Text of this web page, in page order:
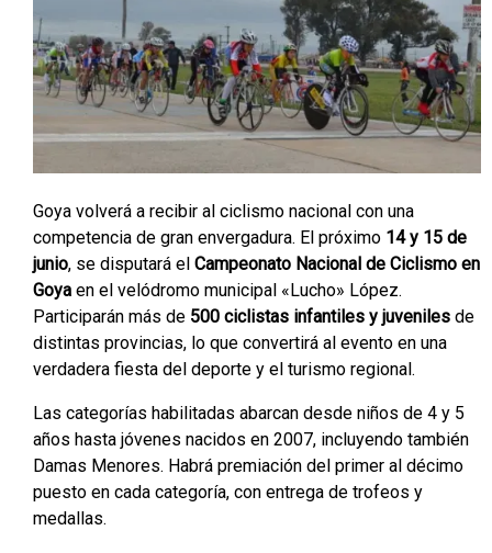
Goya volverá a recibir al ciclismo nacional con una
competencia de gran envergadura. El próximo 14 y 15 de
junio, se disputará el Campeonato Nacional de Ciclismo en
Goya en el velódromo municipal «Lucho» López.
Participarán más de 500 ciclistas infantiles y juveniles de
distintas provincias, lo que convertirá al evento en una
verdadera fiesta del deporte y el turismo regional.
Las categorías habilitadas abarcan desde niños de 4 y 5
años hasta jóvenes nacidos en 2007, incluyendo también
Damas Menores. Habrá premiación del primer al décimo
puesto en cada categoría, con entrega de trofeos y
medallas.